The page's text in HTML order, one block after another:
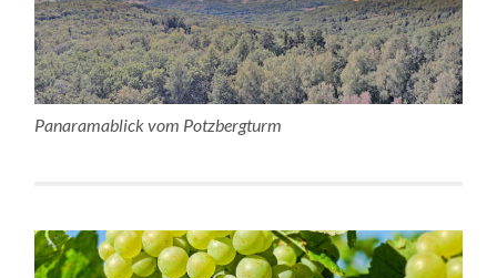
Panaramablick vom Potzbergturm